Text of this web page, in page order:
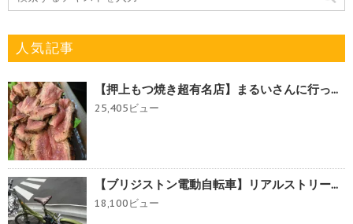
人気記事
【押上もつ焼き超有名店】まるいさんに行っ...
25,405ビュー
【ブリジストン電動自転車】リアルストリー...
18,100ビュー